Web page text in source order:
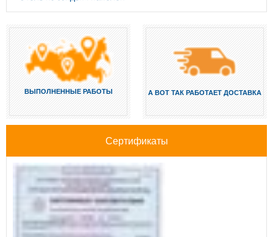
ВЫПОЛНЕННЫЕ РАБОТЫ А ВОТ ТАК РАБОТАЕТ ДОСТАВКА
Сертификаты